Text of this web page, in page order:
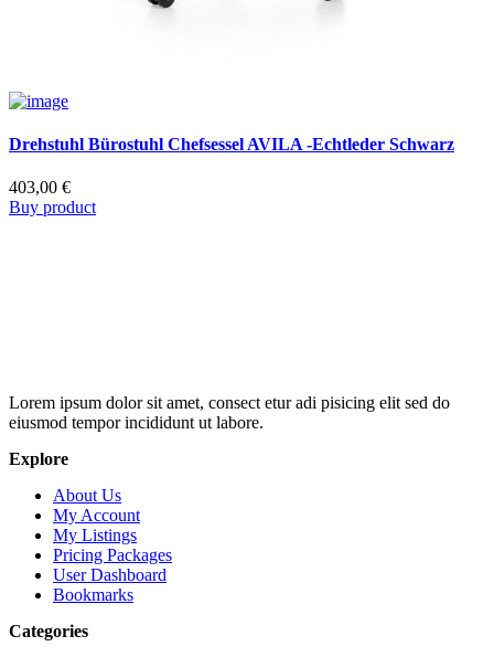
Drehstuhl Bürostuhl Chefsessel AVILA -Echtleder Schwarz
403,00 €
Buy product
Lorem ipsum dolor sit amet, consect etur adi pisicing elit sed do
eiusmod tempor incididunt ut labore.
Explore
About Us
My Account
My Listings
Pricing Packages
User Dashboard
Bookmarks
Categories